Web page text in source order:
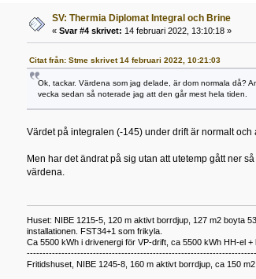
SV: Thermia Diplomat Integral och Brine
« Svar #4 skrivet: 14 februari 2022, 13:10:18 »
Citat från: Stme skrivet 14 februari 2022, 10:21:03
Ok, tackar. Värdena som jag delade, är dom normala då?
vecka sedan så noterade jag att den går mest hela tiden.
Värdet på integralen (-145) under drift är normalt och
Men har det ändrat på sig utan att utetemp gått ner
värdena.
Huset: NIBE 1215-5, 120 m aktivt borrdjup, 127 m2 boyta
installationen. FST34+1 som frikyla.
Ca 5500 kWh i drivenergi för VP-drift, ca 5500 kWh HH-el +
Fritidshuset, NIBE 1245-8, 160 m aktivt borrdjup, ca 150